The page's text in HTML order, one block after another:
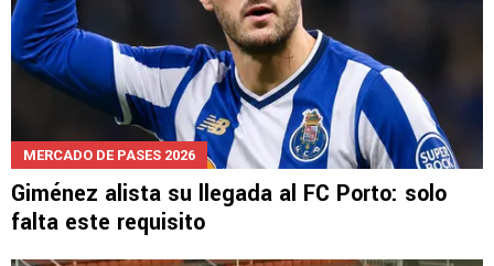
MERCADO DE PASES 2026
Giménez alista su llegada al FC Porto: solo
falta este requisito